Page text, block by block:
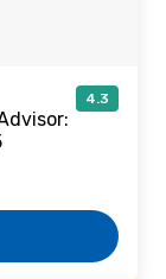
4.3